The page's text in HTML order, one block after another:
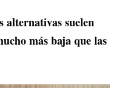
alternativas suelen
más baja que las